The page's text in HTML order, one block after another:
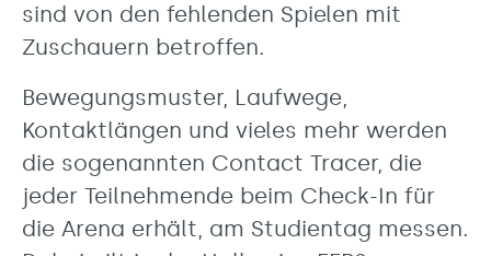
sind von den fehlenden Spielen mit
Zuschauern betroffen.
Bewegungsmuster, Laufwege,
Kontaktlängen und vieles mehr werden
die sogenannten Contact Tracer, die
jeder Teilnehmende beim Check-In für
die Arena erhält, am Studientag messen.